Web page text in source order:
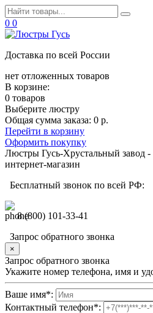
0 0
Доставка по всей России
нет отложенных товаров
В корзине:
0 товаров
Выберите люстру
Общая сумма заказа: 0 р.
Перейти в корзину
Оформить покупку
Люстры Гусь-Хрустальный завод
интернет-магазин
Бесплатный звонок по всей РФ:
8 (800) 101-33-41
Запрос обратного звонка
×
Запрос обратного звонка
Укажите номер телефона, имя и
Ваше имя*:
Контактный телефон*: